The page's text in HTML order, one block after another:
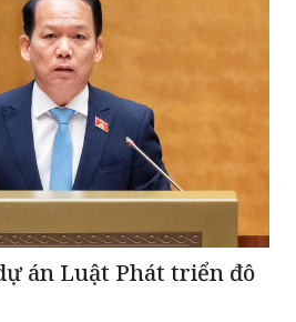
án Luật Phát triển đô